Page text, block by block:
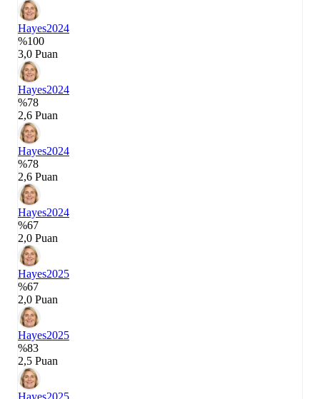
Hayes2024
%100
3,0 Puan
Hayes2024
%78
2,6 Puan
Hayes2024
%78
2,6 Puan
Hayes2024
%67
2,0 Puan
Hayes2025
%67
2,0 Puan
Hayes2025
%83
2,5 Puan